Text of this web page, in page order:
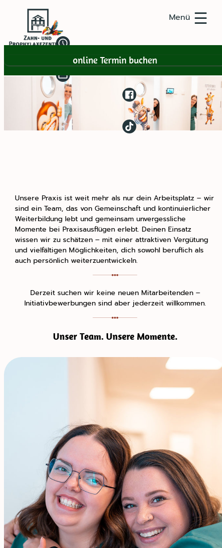
online Termin buchen
Unsere Praxis ist weit mehr als nur dein Arbeitsplatz – wir
sind ein Team, das von Gemeinschaft und kontinuierlicher
Weiterbildung lebt und gemeinsam unvergessliche
Momente bei Praxisausflügen erlebt. Deinen Einsatz
wissen wir zu schätzen – mit einer attraktiven Vergütung
und vielfältigen Möglichkeiten, dich sowohl beruflich als
auch persönlich weiterzuentwickeln.
Derzeit suchen wir keine neuen Mitarbeitenden –
Initiativbewerbungen sind aber jederzeit willkommen.
Unser Team. Unsere Momente.